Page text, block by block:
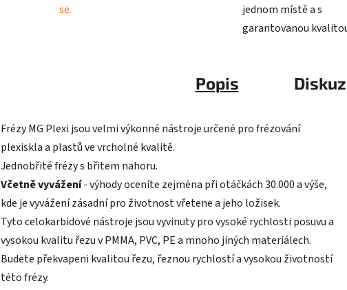
se.
jednom místě a s
garantovanou
Popis
Frézy MG Plexi jsou velmi výkonné nástroje určené pro frézování
plexiskla a plastů ve vrcholné kvalitě.
Jednobřité frézy s břitem nahoru.
Včetně vyvážení- výhody oceníte zejména při otáčkách 30.000 a výše,
kde je vyvážení zásadní pro životnost vřetene a jeho ložisek.
Tyto celokarbidové nástroje jsou vyvinuty pro vysoké rychlosti posuvu a
vysokou kvalitu řezu v PMMA, PVC, PE a mnoho jiných materiálech.
Budete překvapeni kvalitou řezu, řeznou rychlostí a vysokou životností
této frézy.